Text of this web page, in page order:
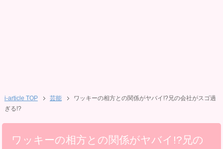
i-article TOP 芸能
ワッキーの相方との関係がヤバイ!?兄の会社がスゴ過
ぎる!?
ワッキーの相方との関係がヤバイ!?兄の